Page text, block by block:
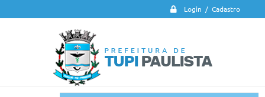
Login / Cadastro